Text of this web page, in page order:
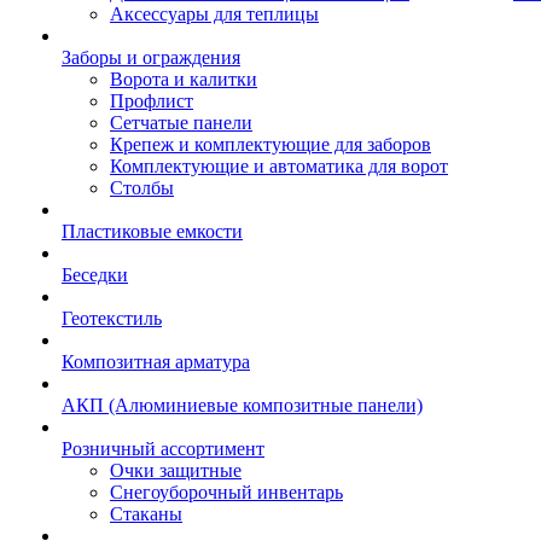
Аксессуары для теплицы
Заборы и ограждения
Ворота и калитки
Профлист
Сетчатые панели
Крепеж и комплектующие для заборов
Комплектующие и автоматика для ворот
Столбы
Пластиковые емкости
Беседки
Геотекстиль
Композитная арматура
АКП (Алюминиевые композитные панели)
Розничный ассортимент
Очки защитные
Снегоуборочный инвентарь
Стаканы